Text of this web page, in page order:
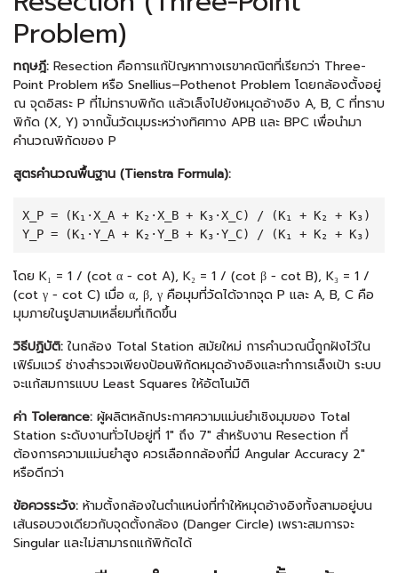
Problem)
ทฤษฎี: Resection คือการแก้ปัญหาทางเรขาคณิตที่เรียกว่า Three-
Point Problem หรือ Snellius–Pothenot Problem โดยกล้องตั้งอยู่
ณ จุดอิสระ P ที่ไม่ทราบพิกัด แล้วเล็งไปยังหมุดอ้างอิง A, B, C ที่ทราบ
พิกัด (X, Y) จากนั้นวัดมุมระหว่างทิศทาง APB และ BPC เพื่อนำมา
คำนวณพิกัดของ P
สูตรคำนวณพื้นฐาน (Tienstra Formula):
X_P = (K₁·X_A + K₂·X_B + K₃·X_C) / (K₁ + K₂ + K₃)
Y_P = (K₁·Y_A + K₂·Y_B + K₃·Y_C) / (K₁ + K₂ + K₃)
โดย K₁ = 1 / (cot α − cot A), K₂ = 1 / (cot β − cot B), K₃ = 1 /
(cot γ − cot C) เมื่อ α, β, γ คือมุมที่วัดได้จากจุด P และ A, B, C คือ
มุมภายในรูปสามเหลี่ยมที่เกิดขึ้น
วิธีปฏิบัติ:ในกล้อง Total Station สมัยใหม่ การคำนวณนี้ถูกฝังไว้ใน
เฟิร์มแวร์ ช่างสำรวจเพียงป้อนพิกัดหมุดอ้างอิงและทำการเล็งเป้า ระบบ
จะแก้สมการแบบ Least Squares ให้อัตโนมัติ
ค่า Tolerance: ผู้ผลิตหลักประกาศความแม่นยำเชิงมุมของ Total
Station ระดับงานทั่วไปอยู่ที่ 1″ ถึง 7″ สำหรับงาน Resection ที่
ต้องการความแม่นยำสูง ควรเลือกกล้องที่มี Angular Accuracy 2″
หรือดีกว่า
ข้อควรระวัง: ห้ามตั้งกล้องในตำแหน่งที่ทำให้หมุดอ้างอิงทั้งสามอยู่บน
เส้นรอบวงเดียวกับจุดตั้งกล้อง (Danger Circle) เพราะสมการจะ
Singular และไม่สามารถแก้พิกัดได้